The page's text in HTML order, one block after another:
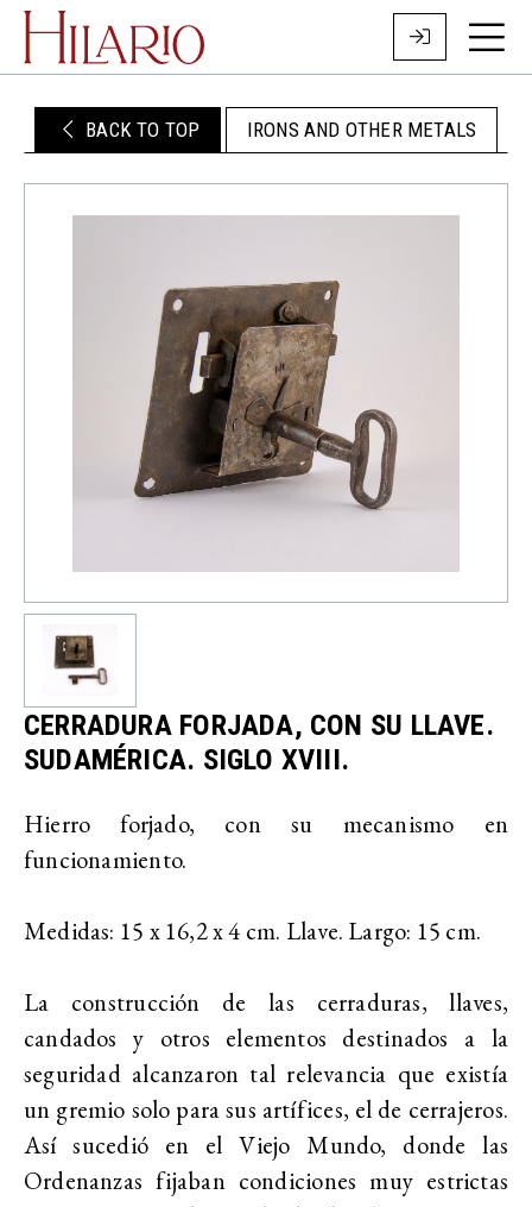
BACK TO TOP IRONS AND OTHER METALS
CERRADURA FORJADA, CON SU LLAVE.
SUDAMÉRICA. SIGLO XVIII.
Hierro forjado, con su mecanismo en
funcionamiento.
Medidas: 15 x 16,2 x 4 cm. Llave. Largo: 15 cm.
La construcción de las cerraduras, llaves,
candados y otros elementos destinados a la
seguridad alcanzaron tal relevancia que existía
un gremio solo para sus artífices, el de cerrajeros.
Así sucedió en el Viejo Mundo, donde las
Ordenanzas fijaban condiciones muy estrictas